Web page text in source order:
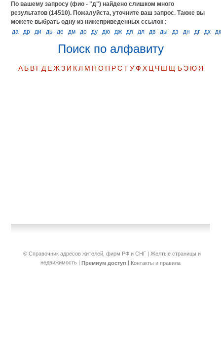
По вашему запросу (фио - "д") найдено слишком много
результатов (14510). Пожалуйста, уточните ваш запрос.Также вы
можете выбрать одну из нижеприведенных ссылок :
да
др ди дь де дм до ду дю дж дя дл дв ды дз дн дг дх дк
Поиск по алфавиту
А Б В Г Д Е Ж З И К Л М Н О П Р С Т У Ф Х Ц Ч Ш Щ Ъ Э Ю Я
© Справочник адресов жителей, фирм РФ и СНГ | Желтые страницы и
недвижимость | Премиум доступ | Контакты и правила